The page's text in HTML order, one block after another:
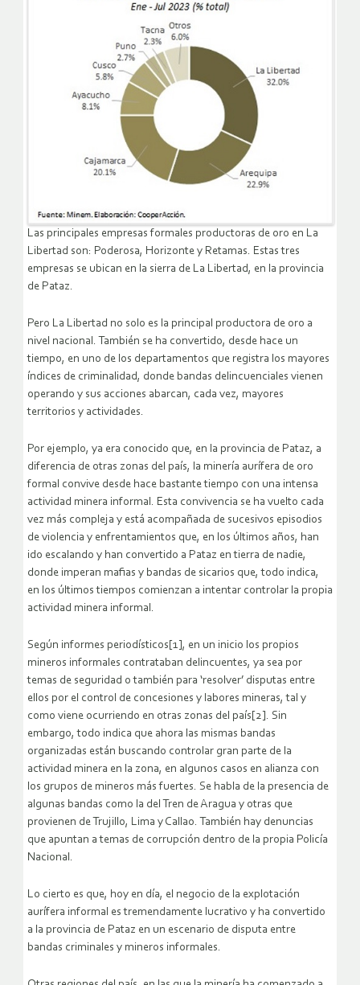
Las principales empresas formales productoras de oro en La
Libertad son: Poderosa, Horizonte y Retamas. Estas tres
empresas se ubican en la sierra de La Libertad, en la provincia
de Pataz.
Pero La Libertad no solo es la principal productora de oro a
nivel nacional. También se ha convertido, desde hace un
tiempo, en uno de los departamentos que registra los mayores
índices de criminalidad, donde bandas delincuenciales vienen
operando y sus acciones abarcan, cada vez, mayores
territorios y actividades.
Por ejemplo, ya era conocido que, en la provincia de Pataz, a
diferencia de otras zonas del país, la minería aurífera de oro
formal convive desde hace bastante tiempo con una intensa
actividad minera informal. Esta convivencia se ha vuelto cada
vez más compleja y está acompañada de sucesivos episodios
de violencia y enfrentamientos que, en los últimos años, han
ido escalando y han convertido a Pataz en tierra de nadie,
donde imperan mafias y bandas de sicarios que, todo indica,
en los últimos tiempos comienzan a intentar controlar la propia
actividad minera informal.
Según informes periodísticos[1], en un inicio los propios
mineros informales contrataban delincuentes, ya sea por
temas de seguridad o también para ‘resolver’ disputas entre
ellos por el control de concesiones y labores mineras, tal y
como viene ocurriendo en otras zonas del país[2]. Sin
embargo, todo indica que ahora las mismas bandas
organizadas están buscando controlar gran parte de la
actividad minera en la zona, en algunos casos en alianza con
los grupos de mineros más fuertes. Se habla de la presencia de
algunas bandas como la del Tren de Aragua y otras que
provienen de Trujillo, Lima y Callao. También hay denuncias
que apuntan a temas de corrupción dentro de la propia Policía
Nacional.
Lo cierto es que, hoy en día, el negocio de la explotación
aurífera informal es tremendamente lucrativo y ha convertido
a la provincia de Pataz en un escenario de disputa entre
bandas criminales y mineros informales.